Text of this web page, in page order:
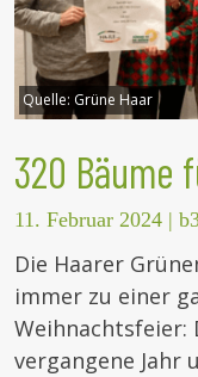
Quelle: Grüne Haar
320 Bäume
11. Februar 2024 |
Die Haarer
immer zu einer
Weihnachtsfeier:
vergangene Jahr